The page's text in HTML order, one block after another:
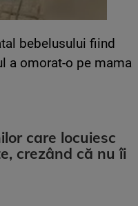
bebelusului fiind
a omorat-o pe mama
care locuiesc
crezând că nu îi